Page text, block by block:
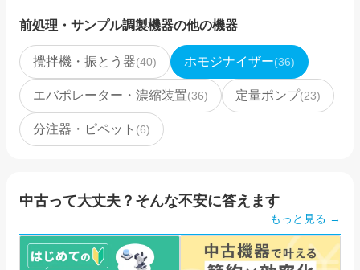
前処理・サンプル調製機器の他の機器
攪拌機・振とう器(40) ホモジナイザー(36)
エバポレーター・濃縮装置(36) 定量ポンプ(23)
分注器・ピペット (6)
中古って大丈夫？そんな不安に答えます
もっと見る →